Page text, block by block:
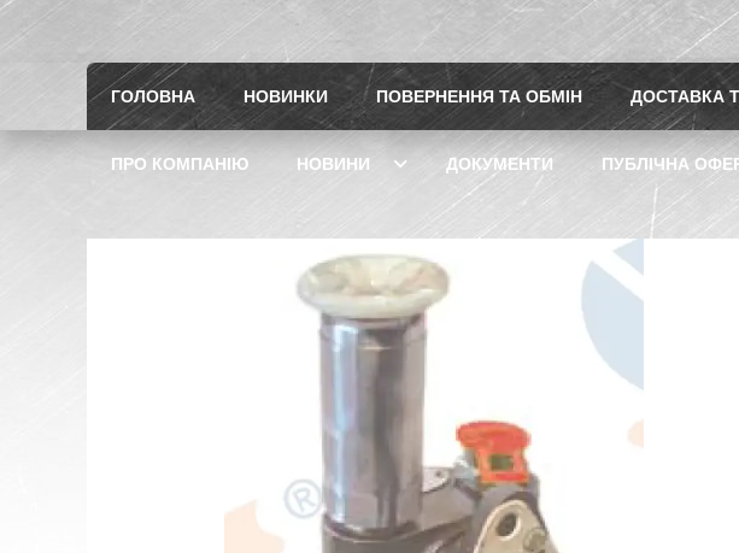
ГОЛОВНА НОВИНКИ ПОВЕРНЕННЯ ТА ОБМІН ДОСТАВКА
ПРО КОМПАНІЮ НОВИНИ ДОКУМЕНТИ ПУБЛІЧНА